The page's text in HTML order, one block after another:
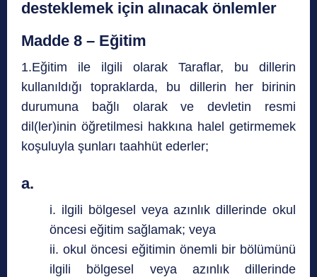
desteklemek için alınacak önlemler
Madde 8 – Eğitim
1.Eğitim ile ilgili olarak Taraflar, bu dillerin
kullanıldığı topraklarda, bu dillerin her birinin
durumuna bağlı olarak ve devletin resmi
dil(ler)inin öğretilmesi hakkına halel getirmemek
koşuluyla şunları taahhüt ederler;
a.
i. ilgili bölgesel veya azınlık dillerinde okul
öncesi eğitim sağlamak; veya
ii. okul öncesi eğitimin önemli bir bölümünü
ilgili bölgesel veya azınlık dillerinde